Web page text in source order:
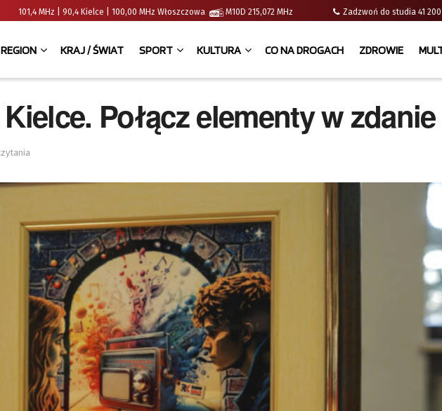
101,4 MHz | 90,4 Kielce | 100,00 MHz Włoszczowa M10D 215,072 MHz Zadzwoń do studia 41
REGION KRAJ / ŚWIAT SPORT KULTURA CO NA DROGACH ZDROWIE
Połącz elementy w zdanie